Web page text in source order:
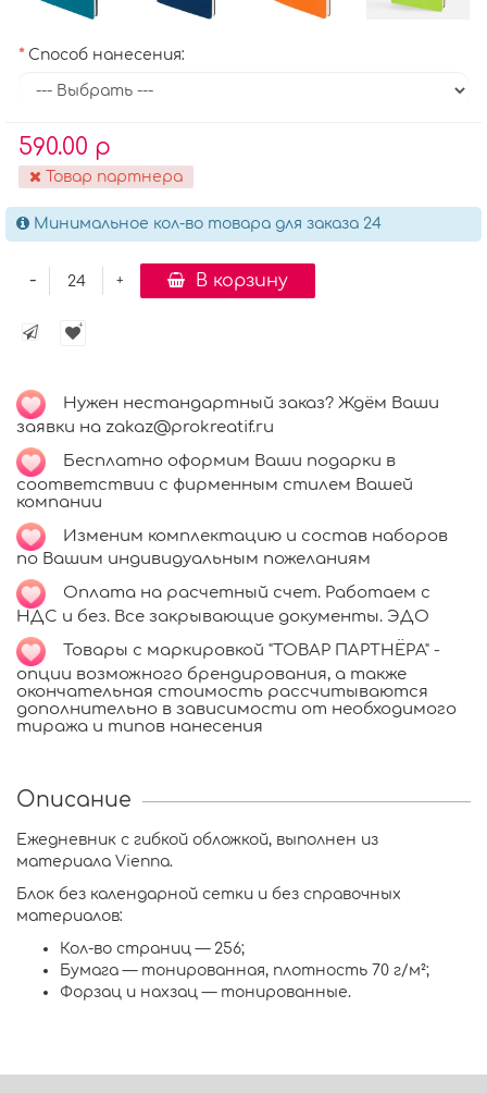
Способ нанесения:
590.00 р
Товар партнера
Минимальное кол-во товара для заказа 24
+
- В корзину
Нужен нестандартный заказ? Ждём Ваши
заявки на zakaz@prokreatif.ru
Бесплатно оформим Ваши подарки в
соответствии с фирменным стилем Вашей
компании
Изменим комплектацию и состав наборов
по Вашим индивидуальным пожеланиям
Оплата на расчетный счет. Работаем с
НДС и без. Все закрывающие документы. ЭДО
Товары с маркировкой "ТОВАР ПАРТНЁРА" -
опции возможного брендирования, а также
окончательная стоимость рассчитываются
дополнительно в зависимости от необходимого
тиража и типов нанесения
Описание
Ежедневник с гибкой обложкой, выполнен из
материала Vienna.
Блок без календарной сетки и без справочных
материалов:
Кол-во страниц — 256;
Бумага — тонированная, плотность 70 г/м²;
Форзац и нахзац — тонированные.